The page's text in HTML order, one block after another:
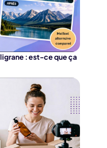
: est-ce que ça